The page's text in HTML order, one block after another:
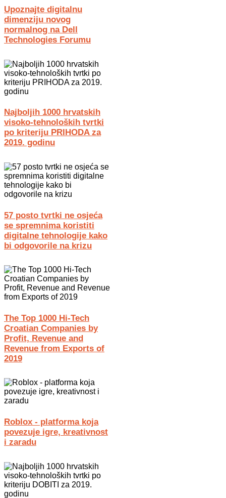
Upoznajte digitalnu
dimenziju novog
normalnog na Dell
Technologies Forumu
Najboljih 1000 hrvatskih
visoko-tehnoloških tvrtki
po kriteriju PRIHODA za
2019. godinu
57 posto tvrtki ne osjeća
se spremnima koristiti
digitalne tehnologije kako
bi odgovorile na krizu
The Top 1000 Hi-Tech
Croatian Companies by
Profit, Revenue and
Revenue from Exports of
2019
Roblox - platforma koja
povezuje igre, kreativnost
i zaradu